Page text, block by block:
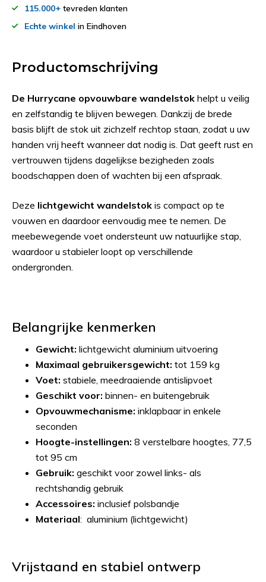
115.000+ tevreden klanten
Echte winkel in Eindhoven
Productomschrijving
De Hurrycane opvouwbare wandelstok helpt u veilig
en zelfstandig te blijven bewegen. Dankzij de brede
basis blijft de stok uit zichzelf rechtop staan, zodat u uw
handen vrij heeft wanneer dat nodig is. Dat geeft rust en
vertrouwen tijdens dagelijkse bezigheden zoals
boodschappen doen of wachten bij een afspraak.
Deze lichtgewicht wandelstok is compact op te
vouwen en daardoor eenvoudig mee te nemen. De
meebewegende voet ondersteunt uw natuurlijke stap,
waardoor u stabieler loopt op verschillende
ondergronden.
Belangrijke kenmerken
Gewicht: lichtgewicht aluminium uitvoering
Maximaal gebruikersgewicht: tot 159 kg
Voet: stabiele, meedraaiende antislipvoet
Geschikt voor: binnen- en buitengebruik
Opvouwmechanisme: inklapbaar in enkele
seconden
Hoogte-instellingen: 8 verstelbare hoogtes, 77,5
tot 95 cm
Gebruik: geschikt voor zowel links- als
rechtshandig gebruik
Accessoires: inclusief polsbandje
Materiaal: aluminium (lichtgewicht)
Vrijstaand en stabiel ontwerp